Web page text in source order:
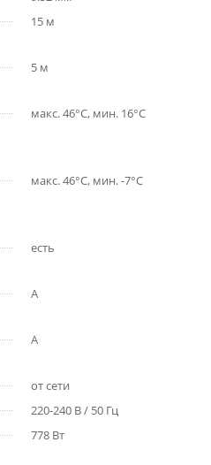
15 м
5 м
макс. 46°С, мин. 16°С
макс. 46°С, мин. -7°С
есть
A
A
от сети
220-240 В / 50 Гц
778 Вт